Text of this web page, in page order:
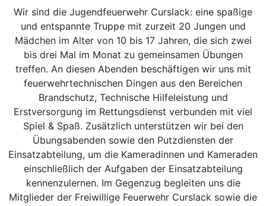
Wir sind die Jugendfeuerwehr Curslack: eine spaßige
und entspannte Truppe mit zurzeit 20 Jungen und
Mädchen im Alter von 10 bis 17 Jahren, die sich zwei
bis drei Mal im Monat zu gemeinsamen Übungen
treffen. An diesen Abenden beschäftigen wir uns mit
feuerwehrtechnischen Dingen aus den Bereichen
Brandschutz, Technische Hilfeleistung und
Erstversorgung im Rettungsdienst verbunden mit viel
Spiel & Spaß. Zusätzlich unterstützen wir bei den
Übungsabenden sowie den Putzdiensten der
Einsatzabteilung, um die Kameradinnen und Kameraden
einschließlich der Aufgaben der Einsatzabteilung
kennenzulernen. Im Gegenzug begleiten uns die
Mitglieder der Freiwillige Feuerwehr Curslack sowie die